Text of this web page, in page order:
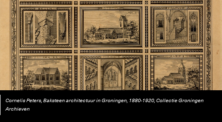
Cornelis Peters, Baksteen architectuur in Groningen, 1880-1920, Collectie Groningen
Archieven